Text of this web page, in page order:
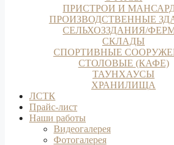
ПРИСТРОИ И
ПРОИЗВОДСТВЕННЫЕ
СЕЛЬХОЗЗДАНИЯ/
СКЛАДЫ
СПОРТИВНЫЕ
СТОЛОВЫЕ (КАФЕ)
ТАУНХАУСЫ
ХРАНИЛИЩА
ЛСТК
Прайс-лист
Наши работы
Видеогалерея
Фотогалерея